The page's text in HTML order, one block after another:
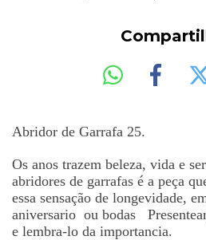
Abridor de Garrafa 25.
Os anos trazem beleza, vida e
abridores de garrafas é a peça
essa sensação de longevidade,
aniversario ou bodas
e lembra-lo da importancia.